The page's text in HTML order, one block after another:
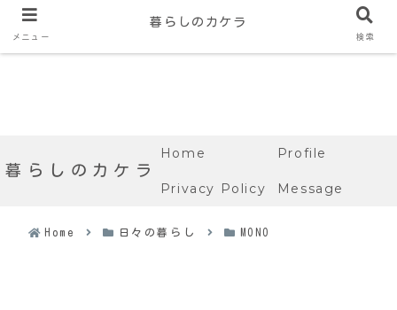
暮らしのカケラ
Home Profile
Privacy Policy Message
Home 日々の暮らし MONO
メニュー
暮らしのカケラ
検索